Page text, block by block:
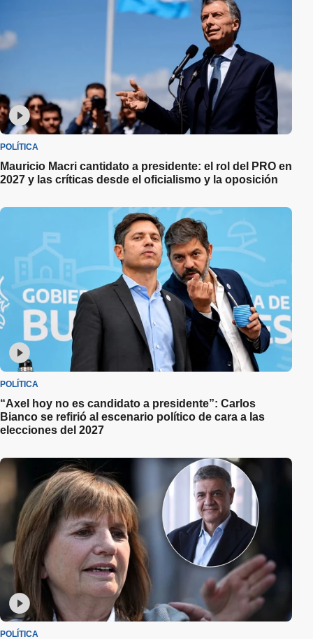
POLÍTICA
Mauricio Macri cantidato a presidente: el rol del PRO en
2027 y las críticas desde el oficialismo y la oposición
POLÍTICA
“Axel hoy no es candidato a presidente”: Carlos
Bianco se refirió al escenario político de cara a las
elecciones del 2027
POLÍTICA